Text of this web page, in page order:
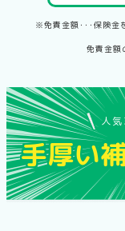
※免責金額･･･保険金
免責金額
人
手厚い